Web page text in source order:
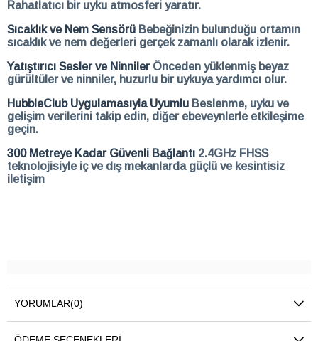
Rahatlatıcı bir uyku atmosferi yaratır.
Sıcaklık ve Nem Sensörü Bebeğinizin bulunduğu ortamın
sıcaklık ve nem değerleri gerçek zamanlı olarak izlenir.
Yatıştırıcı Sesler ve NinnilerÖnceden yüklenmiş beyaz
gürültüler ve ninniler, huzurlu bir uykuya yardımcı olur.
HubbleClub Uygulamasıyla Uyumlu Beslenme, uyku ve
gelişim verilerini takip edin, diğer ebeveynlerle etkileşime
geçin.
300 Metreye Kadar Güvenli Bağlantı 2.4GHz FHSS
teknolojisiyle iç ve dış mekanlarda güçlü ve kesintisiz
iletişim
YORUMLAR(0)